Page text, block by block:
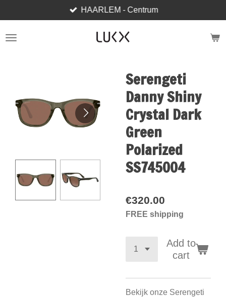
to
main
HAARLEM - Centrum
Serengeti
Danny Shiny
Crystal Dark
Green
Polarized
SS745004
€320.00
FREE shipping
Add to
cart
Bekijk onze Serengeti